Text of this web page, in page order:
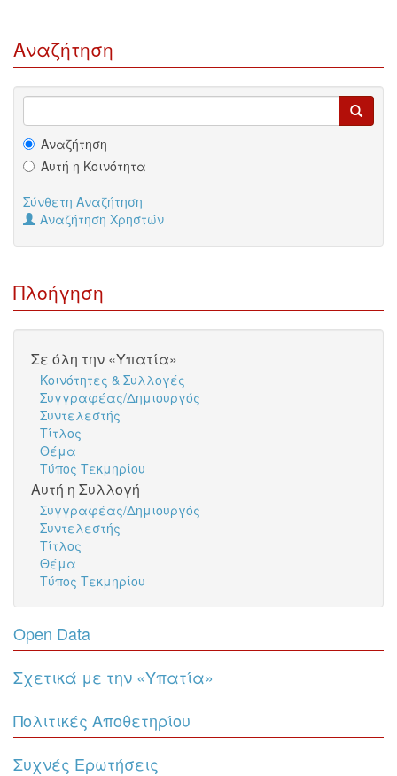
Αναζήτηση
Αναζήτηση
Αυτή η Κοινότητα
Σύνθετη Αναζήτηση
Αναζήτηση Χρηστών
Πλοήγηση
Σε όλη την «Υπατία»
Κοινότητες & Συλλογές
Συγγραφέας/Δημιουργός
Συντελεστής
Τίτλος
Θέμα
Τύπος Τεκμηρίου
Αυτή η Συλλογή
Συγγραφέας/Δημιουργός
Συντελεστής
Τίτλος
Θέμα
Τύπος Τεκμηρίου
Open Data
Σχετικά με την «Υπατία»
Πολιτικές Αποθετηρίου
Συχνές Ερωτήσεις